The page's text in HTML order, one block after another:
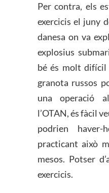
Per contra, els
exercicis el juny
danesa on va
explosius
bé és molt difícil
granota russos
una operació
l’OTAN, és fàcil
podrien
practicant això
mesos. Potser
exercicis.